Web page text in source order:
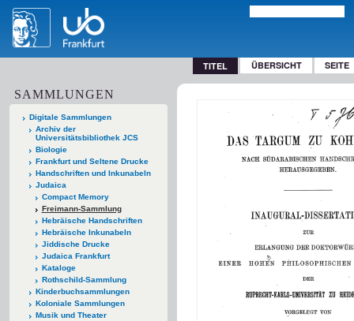
TITEL ÜBERSICHT SEITE
SAMMLUNGEN
Digitale Sammlungen
Archiv der
Universitätsbibliothek JCS
Biologie
Frankfurt und Seltene Drucke
Handschriften und Inkunabeln
Judaica
Compact Memory
Freimann-Sammlung
Hebräische Handschriften
Hebräische Inkunabeln
Jiddische Drucke
Judaica Frankfurt
Kataloge
Rothschild-Sammlung
Kinderbuchsammlungen
Koloniale Sammlungen
Musik und Theater